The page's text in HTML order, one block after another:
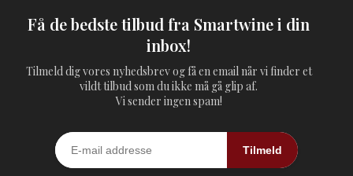
Få de bedste tilbud fra Smartwine i din
inbox!
Tilmeld dig vores nyhedsbrev og få en email når vi finder et
vildt tilbud som du ikke må gå glip af.
Vi sender ingen spam!
Tilmeld